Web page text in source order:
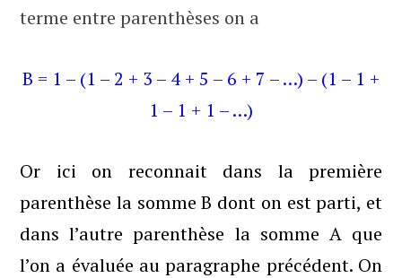
terme entre parenthèses on a
B = 1 – (1 – 2 + 3 – 4 + 5 – 6 + 7 – …) – (1 – 1 +
1 – 1 + 1 – …)
Or ici on reconnait dans la première
parenthèse la somme B dont on est parti, et
dans l’autre parenthèse la somme A que
l’on a évaluée au paragraphe précédent. On